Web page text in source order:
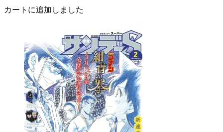
カートに追加しました